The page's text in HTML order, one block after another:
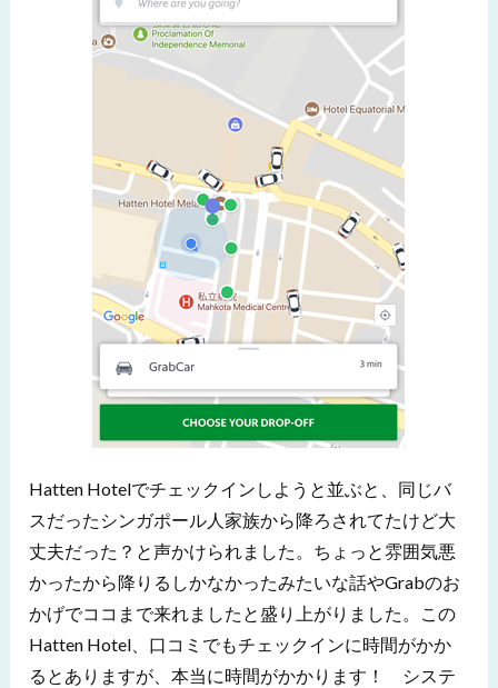
Hatten Hotelでチェックインしようと並ぶと、同じバ
スだったシンガポール人家族から降ろされてたけど大
丈夫だった？と声かけられました。ちょっと雰囲気悪
かったから降りるしかなかったみたいな話やGrabのお
かげでココまで来れましたと盛り上がりました。この
Hatten Hotel、口コミでもチェックインに時間がかか
るとありますが、本当に時間がかかります！ システ